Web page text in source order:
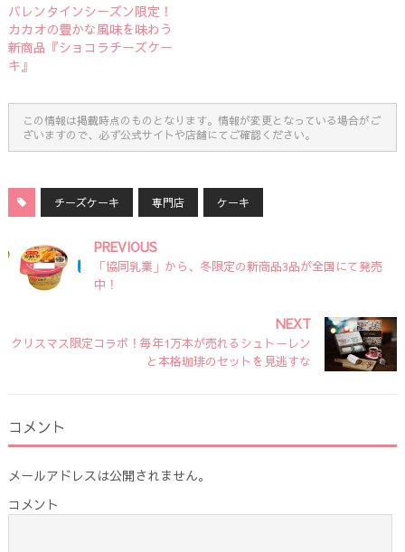
バレンタインシーズン限定！
カカオの豊かな風味を味わう
新商品『ショコラチーズケー
キ』
この情報は掲載時点のものとなります。情報が変更となっている場合がご
ざいますので、必ず公式サイトや店舗にてご確認ください。
チーズケーキ 専門店 ケーキ
PREVIOUS
「協同乳業」から、冬限定の新商品3品が全国にて発売
中！
NEXT
クリスマス限定コラボ！毎年1万本が売れるシュトーレン
と本格珈琲のセットを見逃すな
コメント
メールアドレスは公開されません。
コメント